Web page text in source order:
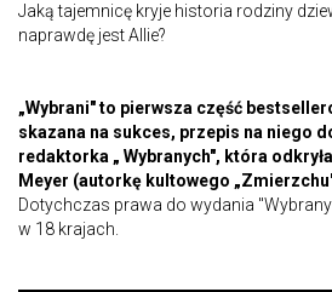
Jaką tajemnicę kryje historia rodziny
naprawdę jest Allie?
„Wybrani" to pierwsza część
skazana na sukces, przepis na niego
redaktorka „ Wybranych", która
Meyer (autorkę kultowego
Dotychczas prawa do wydania
w 18 krajach.